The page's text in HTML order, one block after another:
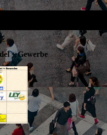
+ Gewerbe